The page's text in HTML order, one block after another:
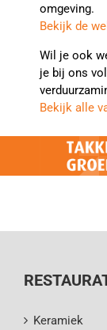
omgeving.
Bekijk de
Wil je ook
je bij ons
Bekijk alle
Keramiek